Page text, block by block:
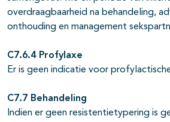
overdraagbaarheid na behandeling,
onthouding en management
C7.6.4 Profylaxe
Er is geen indicatie voor
C7.7 Behandeling
Indien er geen resistentietypering is